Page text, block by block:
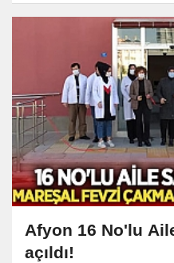
Afyon 16 No'lu
açıldı!